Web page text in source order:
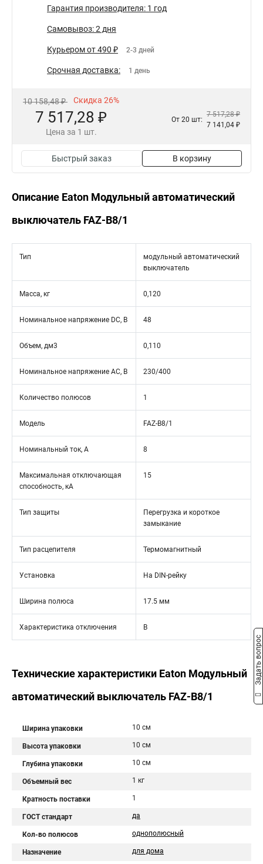
Гарантия производителя: 1 год
Самовывоз: 2 дня
Курьером от 490 ₽ 2-3 дней
Срочная доставка: 1 день
10 158,48 ₽ Скидка 26%
7 517,28 ₽
Цена за 1 шт.
От 20 шт:
7 517,28 ₽
7 141,04 ₽
Быстрый заказ В корзину
Описание Eaton Модульный автоматический
выключатель FAZ-B8/1
Тип
модульный автоматический
выключатель
Масса, кг 0,120
Номинальное напряжение DC, В 48
Объем, дм3 0,110
Номинальное напряжение АС, В 230/400
Количество полюсов 1
Модель FAZ-B8/1
Номинальный ток, А 8
Максимальная отключающая
способность, кА
15
Тип защиты
Перегрузка и короткое
замыкание
Тип расцепителя Термомагнитный
Установка На DIN-рейку
Ширина полюса 17.5 мм
Характеристика отключения B
Технические характеристики Eaton Модульный
автоматический выключатель FAZ-B8/1
Ширина упаковки 10 см
Высота упаковки 10 см
Глубина упаковки 10 см
Объемный вес 1 кг
Кратность поставки 1
ГОСТ стандарт да
Кол-во полюсов однополюсный
Назначение для дома
Задать вопрос